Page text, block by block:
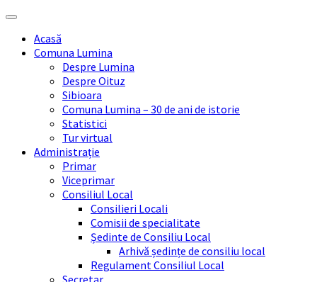
Skip
content
Skip
sidebar
Skip
right
sidebar
Skip
footerAcasă
Comuna Lumina
Despre Lumina
Despre Oituz
Sibioara
Comuna Lumina – 30 de ani de istorie
Statistici
Tur virtual
Administrație
Primar
Viceprimar
Consiliul Local
Consilieri Locali
Comisii de specialitate
Ședinte de Consiliu Local
Arhivă ședințe de consiliu local
Regulament Consiliul Local
Secretar